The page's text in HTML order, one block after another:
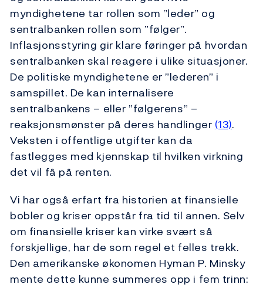
myndighetene tar rollen som ”leder” og
sentralbanken rollen som ”følger”.
Inflasjonsstyring gir klare føringer på hvordan
sentralbanken skal reagere i ulike situasjoner.
De politiske myndighetene er ”lederen” i
samspillet. De kan internalisere
sentralbankens – eller ”følgerens” –
reaksjonsmønster på deres handlinger (13).
Veksten i offentlige utgifter kan da
fastlegges med kjennskap til hvilken virkning
det vil få på renten.
Vi har også erfart fra historien at finansielle
bobler og kriser oppstår fra tid til annen. Selv
om finansielle kriser kan virke svært så
forskjellige, har de som regel et felles trekk.
Den amerikanske økonomen Hyman P. Minsky
mente dette kunne summeres opp i fem trinn: